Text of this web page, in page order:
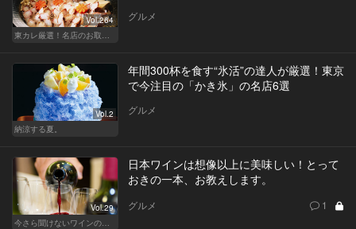
Vol.264
グルメ
Vol.2
納涼する夏。
年間300杯を食す“氷活”の達人が厳選！東京
で今注目の「かき氷」の名店6選
グルメ
Vol.29
日本ワインは想像以上に美味しい！とって
おきの一本、お教えします。
グルメ 1